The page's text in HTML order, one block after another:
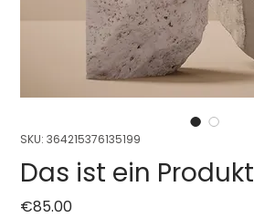
SKU: 364215376135199
Das ist ein Produkt
€85.00Price